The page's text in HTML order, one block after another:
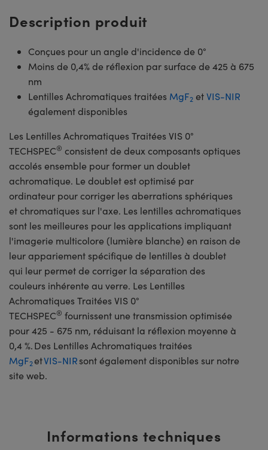
Description produit
Conçues pour un angle d'incidence de 0°
Moins de 0,4% de réflexion par surface de 425 à 675
nm
Lentilles Achromatiques traitées MgF2 etVIS-NIR
également disponibles
Les Lentilles Achromatiques Traitées VIS 0°
TECHSPEC® consistent de deux composants optiques
accolés ensemble pour former un doublet
achromatique. Le doublet est optimisé par
ordinateur pour corriger les aberrations sphériques
et chromatiques sur l'axe. Les lentilles achromatiques
sont les meilleures pour les applications impliquant
l'imagerie multicolore (lumière blanche) en raison de
leur appariement spécifique de lentilles à doublet
qui leur permet de corriger la séparation des
couleurs inhérente au verre. Les Lentilles
Achromatiques Traitées VIS 0°
TECHSPEC® fournissent une transmission optimisée
pour 425 - 675 nm, réduisant la réflexion moyenne à
0,4 %. Des Lentilles Achromatiques traitées
MgF2etVIS-NIRsont également disponibles sur notre
site web.
Informations techniques